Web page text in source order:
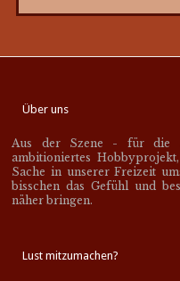
Über uns
Aus der Szene - für die
ambitioniertes
Sache in unserer Freizeit
bisschen das Gefühl und
näher bringen.
Lust mitzumachen?